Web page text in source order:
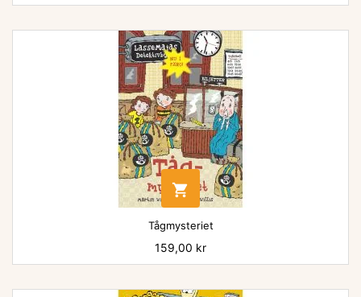

Tågmysteriet
Pris
159,00 kr